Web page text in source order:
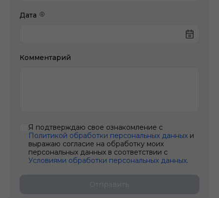
Дата
Комментарий
Я подтверждаю свое ознакомление с
Политикой обработки персональных данных и
выражаю согласие на обработку моих
персональных данных в соответствии с
Условиями обработки персональных данных.